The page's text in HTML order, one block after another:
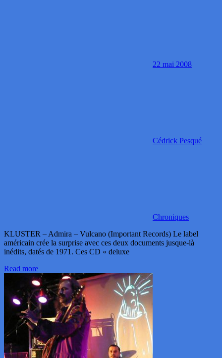
22 mai 2008
Cédrick Pesqué
Chroniques
KLUSTER – Admira – Vulcano (Important Records) Le label
américain crée la surprise avec ces deux documents jusque-là
inédits, datés de 1971. Ces CD « deluxe
Read more